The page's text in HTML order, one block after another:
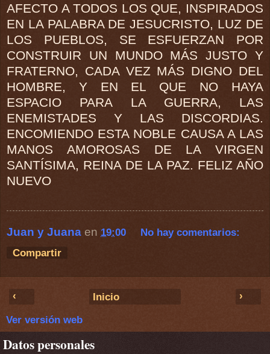
AFECTO A TODOS LOS QUE, INSPIRADOS
EN LA PALABRA DE JESUCRISTO, LUZ DE
LOS PUEBLOS, SE ESFUERZAN POR
CONSTRUIR UN MUNDO MÁS JUSTO Y
FRATERNO, CADA VEZ MÁS DIGNO DEL
HOMBRE, Y EN EL QUE NO HAYA
ESPACIO PARA LA GUERRA, LAS
ENEMISTADES Y LAS DISCORDIAS.
ENCOMIENDO ESTA NOBLE CAUSA A LAS
MANOS AMOROSAS DE LA VIRGEN
SANTÍSIMA, REINA DE LA PAZ. FELIZ AÑO
NUEVO
Juan y Juana en 19:00
No hay comentarios:
Compartir
‹ ›
Inicio
Ver versión web
Datos personales